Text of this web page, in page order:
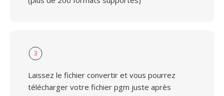
3
Laissez le fichier convertir et vous pourrez
télécharger votre fichier pgm juste après